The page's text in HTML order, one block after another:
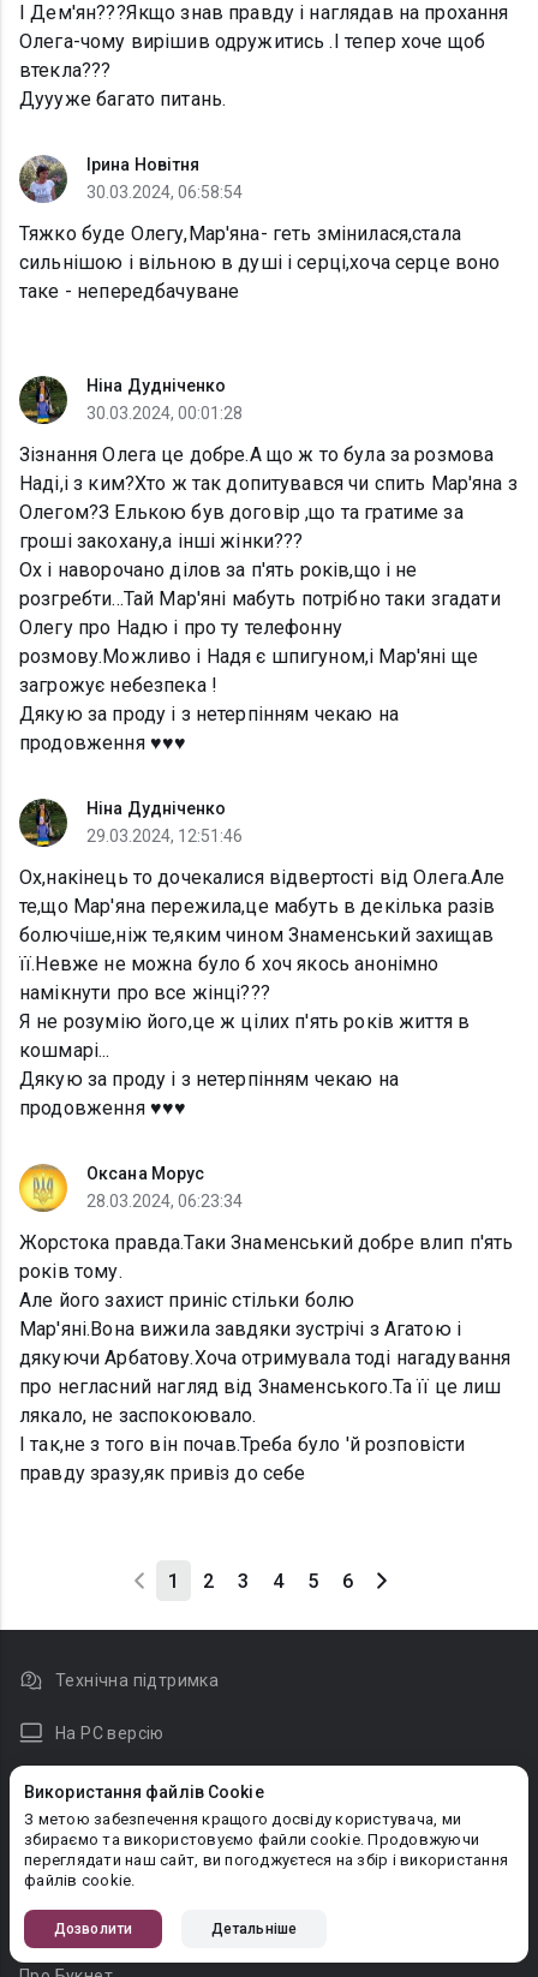
І Дем'ян???Якщо знав правду і наглядав на прохання
Олега-чому вирішив одружитись .І тепер хоче щоб
втекла???
Дуууже багато питань.
Ірина Новітня
30.03.2024, 06:58:54
Тяжко буде Олегу,Мар'яна- геть змінилася,стала
сильнішою і вільною в душі і серці,хоча серце воно
таке - непередбачуване
Ніна Дудніченко
30.03.2024, 00:01:28
Зізнання Олега це добре.А що ж то була за розмова
Наді,і з ким?Хто ж так допитувався чи спить Мар'яна з
Олегом?З Елькою був договір ,що та гратиме за
гроші закохану,а інші жінки???
Ох і наворочано ділов за п'ять років,що і не
розгребти...Тай Мар'яні мабуть потрібно таки згадати
Олегу про Надю і про ту телефонну
розмову.Можливо і Надя є шпигуном,і Мар'яні ще
загрожує небезпека !
Дякую за проду і з нетерпінням чекаю на
продовження ♥️♥️♥️
Ніна Дудніченко
29.03.2024, 12:51:46
Ох,накінець то дочекалися відвертості від Олега.Але
те,що Мар'яна пережила,це мабуть в декілька разів
болючіше,ніж те,яким чином Знаменський захищав
її.Невже не можна було б хоч якось анонімно
намікнути про все жінці???
Я не розумію його,це ж цілих п'ять років життя в
кошмарі...
Дякую за проду і з нетерпінням чекаю на
продовження ♥️♥️♥️
Оксана Морус
28.03.2024, 06:23:34
Жорстока правда.Таки Знаменський добре влип п'ять
років тому.
Але його захист приніс стільки болю
Мар'яні.Вона вижила завдяки зустрічі з Агатою і
дякуючи Арбатову.Хоча отримувала тоді нагадування
про негласний нагляд від Знаменського.Та її це лиш
лякало, не заспокоювало.
І так,не з того він почав.Треба було 'й розповісти
правду зразу,як привіз до себе
1 2 3 4 5 6
Використання файлів Cookie
З метою забезпечення кращого досвіду користувача, ми
збираємо та використовуємо файли cookie. Продовжуючи
переглядати наш сайт, ви погоджуєтеся на збір і використання
файлів cookie.
Дозволити Детальніше
Технічна підтримка
На PC версію
Новини
Правовласникам
Довідка для читача
Оплата